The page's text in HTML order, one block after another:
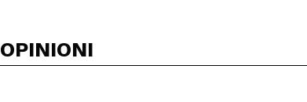
OPINIONI